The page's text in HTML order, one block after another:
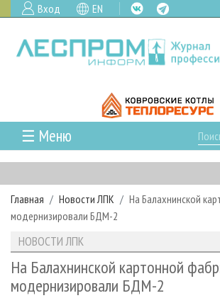
Вход EN
☰ Меню
ГЛАВНАЯ
РУБРИКИ И ТЕМЫ
РУБРИКИ ЖУРНАЛА
ЛЕСОЗАГОТОВКА
ЛЕСОПИЛЕНИЕ
НОВОСТИ
НОВОСТИ ЛПК
НОВОСТИ ЖУРНАЛА
ПРОЕКТЫ ЛПИ
АНАЛИТИКА
ПРЕДПРИЯТИЯ ЛПК
АРХИВ
АРХИВ ЖУРНАЛОВ
О ЖУРНАЛЕ
Главная Новости ЛПК
На Балахнинской
модернизировали БДМ-2
НОВОСТИ ЛПК
На Балахнинской картонной
модернизировали БДМ-2